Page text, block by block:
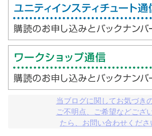
当ブログに関してお気づきの
ご不明点、ご希望などござ
たら、お問い合わせくださ